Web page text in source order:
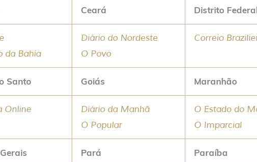
Ceará Distrito
da Bahia
Diário do Nordeste
O Povo
Correio
Santo Goiás Maranhão
Online
Diário da Manhã
O Popular
O Estado do
O Imparcial
Pará Paraíba